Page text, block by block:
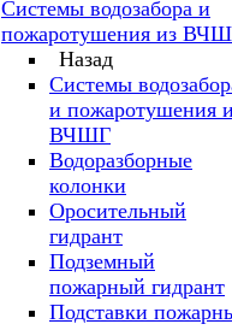
Системы водозабора и
пожаротушения из
Назад
Системы
и пожаротушения
ВЧШГ
Водоразборные
колонки
Оросительный
гидрант
Подземный
пожарный гидрант
Подставки